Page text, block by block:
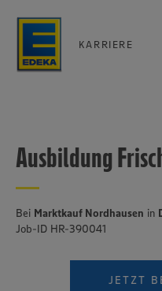
KARRIERE
Ausbildung
Bei Marktkauf Nordhausen in
Job-ID HR-390041
JETZT